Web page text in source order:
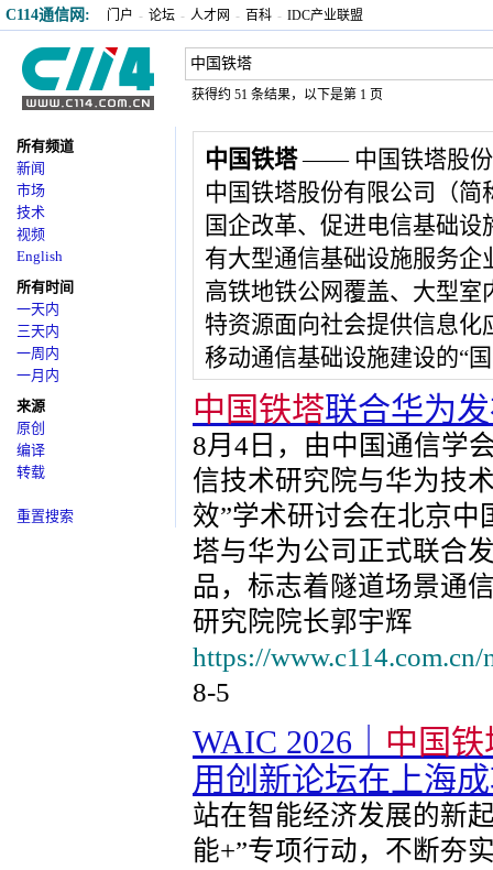
C114通信网: 门户 - 论坛 - 人才网 - 百科 - IDC产业联盟
获得约 51 条结果，以下是第 1 页
所有频道
新闻
市场
技术
视频
English
所有时间
一天内
三天内
一周内
一月内
来源
原创
编译
转载
重置搜索
中国铁塔—— 中国铁塔股份
中国铁塔股份有限公司（简
国企改革、促进电信基础
有大型通信基础设施服务
高铁地铁公网覆盖、大型
特资源面向社会提供信息
移动通信基础设施建设的“
中国铁塔联合华为
8月4日，由中国通信学
信技术研究院与华为技
效”学术研讨会在北京
塔与华为公司正式联合
品，标志着隧道场景通
研究院院长郭宇辉
https://
8-5
WAIC 2026｜ 中国铁
用创新论坛在上海
站在智能经济发展的新
能+”专项行动，不断夯